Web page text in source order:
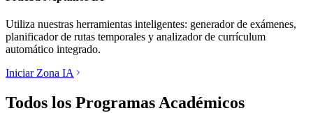
Utiliza nuestras herramientas inteligentes: generador de exámenes,
planificador de rutas temporales y analizador de currículum
automático integrado.
Iniciar Zona IA
Todos los Programas Académicos